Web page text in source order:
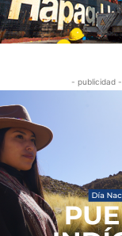
- publicidad -